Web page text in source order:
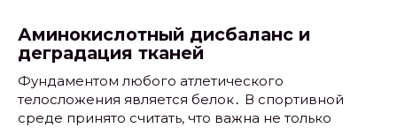
Аминокислотный дисбаланс и
деградация тканей
Фундаментом любого атлетического
телосложения является белок․ В спортивной
среде принято считать, что важна не только